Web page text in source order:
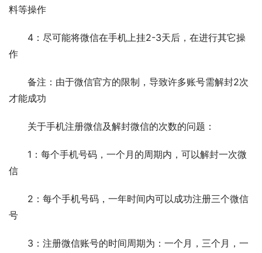
料等操作
4：尽可能将微信在手机上挂2-3天后，在进行其它操
作
备注：由于微信官方的限制，导致许多账号需解封2次
才能成功
关于手机注册微信及解封微信的次数的问题：
1：每个手机号码，一个月的周期内，可以解封一次微
信
2：每个手机号码，一年时间内可以成功注册三个微信
号
3：注册微信账号的时间周期为：一个月，三个月，一